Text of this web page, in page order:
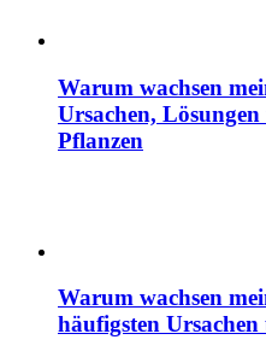
Warum wachsen
Ursachen,
Pflanzen
Warum wachsen
häufigsten